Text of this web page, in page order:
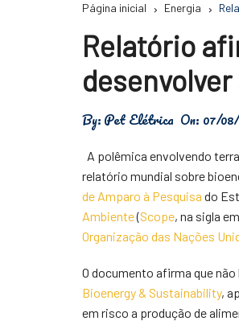
Energia
Física
Meio Ambiente
Saúde
Tecnologia
Página inicial Energia
Relatório
By:Pet Elétrica On: 07/
A polêmica envolvendo
relatório mundial sobre
de Amparo à Pesquisa do
Ambiente(Scope, na sigla
Organização das Nações
O documento afirma que
Bioenergy & Sustainability,
em risco a produção de